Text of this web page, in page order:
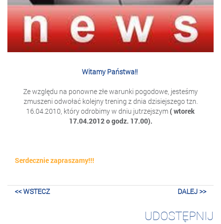
Witamy Państwa!!
Ze względu na ponowne złe warunki pogodowe, jesteśmy
zmuszeni odwołać kolejny trening z dnia dzisiejszego tzn.
16.04.2010, który odrobimy w dniu jutrzejszym ( wtorek
17.04.2012 o godz. 17.00).
Serdecznie zapraszamy!!!
<< WSTECZ DALEJ >>
UDOSTĘPNIJ